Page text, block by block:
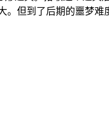
但到了后期的噩梦